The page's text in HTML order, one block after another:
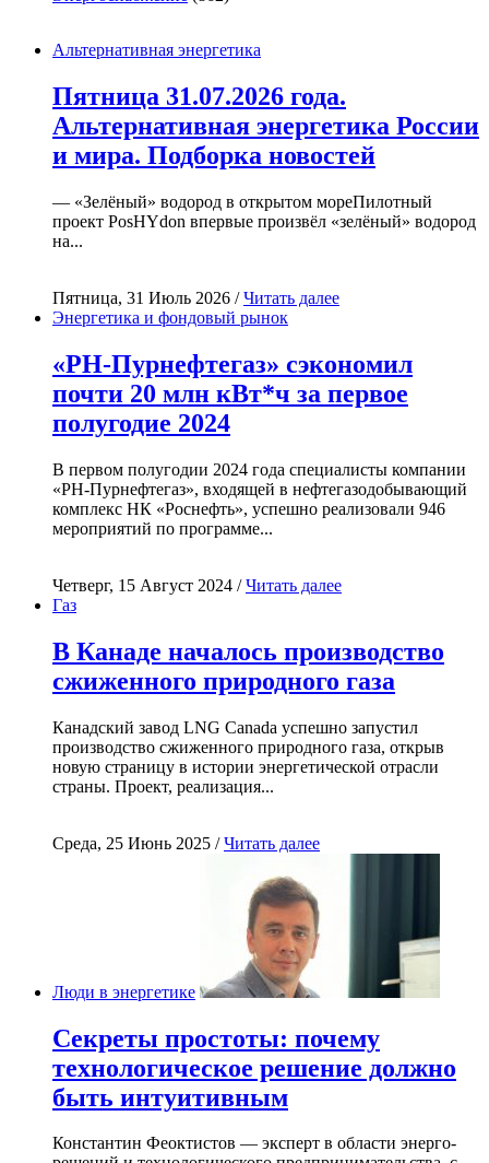
Альтернативная энергетика
Пятница 31.07.2026 года.
Альтернативная энергетика России
и мира. Подборка новостей
— «Зелёный» водород в открытом мореПилотный
проект PosHYdon впервые произвёл «зелёный» водород
на...
Пятница, 31 Июль 2026 /Читать далее
Энергетика и фондовый рынок
«РН-Пурнефтегаз» сэкономил
почти 20 млн кВт*ч за первое
полугодие 2024
В первом полугодии 2024 года специалисты компании
«РН-Пурнефтегаз», входящей в нефтегазодобывающий
комплекс НК «Роснефть», успешно реализовали 946
мероприятий по программе...
Четверг, 15 Август 2024 /Читать далее
Газ
В Канаде началось производство
сжиженного природного газа
Канадский завод LNG Canada успешно запустил
производство сжиженного природного газа, открыв
новую страницу в истории энергетической отрасли
страны. Проект, реализация...
Среда, 25 Июнь 2025 /Читать далее
Люди в энергетике
Секреты простоты: почему
технологическое решение должно
быть интуитивным
Константин Феоктистов — эксперт в области энерго-